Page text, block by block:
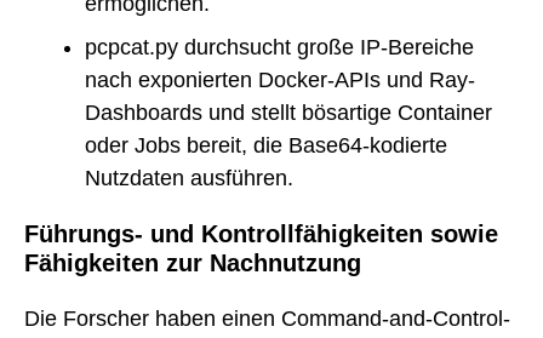
pcpcat.py durchsucht große IP-Bereiche
nach exponierten Docker-APIs und Ray-
Dashboards und stellt bösartige Container
oder Jobs bereit, die Base64-kodierte
Nutzdaten ausführen.
Führungs- und Kontrollfähigkeiten sowie
Fähigkeiten zur Nachnutzung
Die Forscher haben einen Command-and-Control-